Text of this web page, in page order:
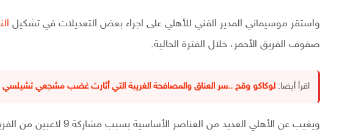
واستقر موسيماني المدير الفني للأهلي على اجراء بعض التعديلات في تشكيل
صفوف الفريق الأحمر، خلال الفترة الحالية.
اقرأ أيضا: لوكاكو وقح ..سر العناق والمصافحة الغريبة التي أثارت غضب مشجعي تشيلسي
ويغيب عن الأهلي العديد من العناصر الأساسية بسبب مشاركة 9 لاعبين من الفريق في بطولة كأس أمم إفريقيا.